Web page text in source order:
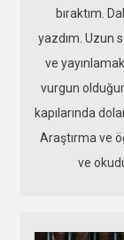
bıraktım.
yazdım. Uzun
ve
vurgun
kapılarında
Araştırma ve
ve